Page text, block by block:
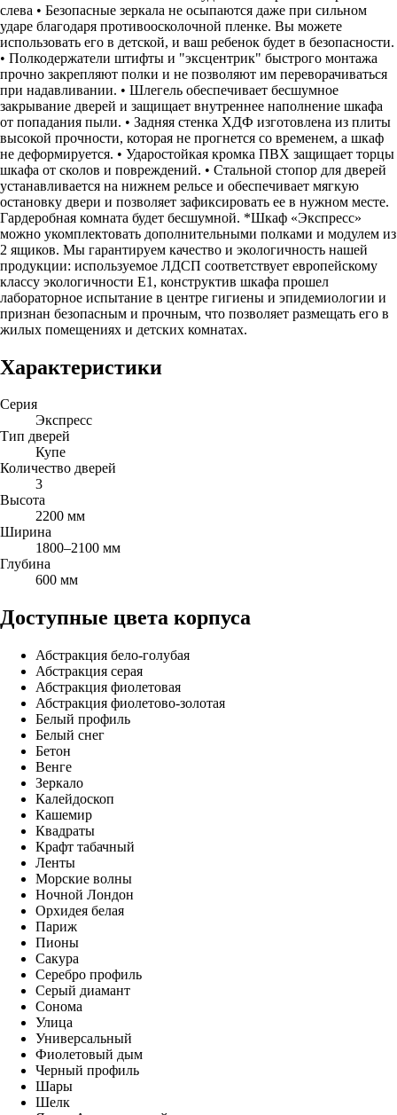
слева • Безопасные зеркала не осыпаются даже при сильном
ударе благодаря противоосколочной пленке. Вы можете
использовать его в детской, и ваш ребенок будет в безопасности.
• Полкодержатели штифты и "эксцентрик" быстрого монтажа
прочно закрепляют полки и не позволяют им переворачиваться
при надавливании. • Шлегель обеспечивает бесшумное
закрывание дверей и защищает внутреннее наполнение шкафа
от попадания пыли. • Задняя стенка ХДФ изготовлена из плиты
высокой прочности, которая не прогнется со временем, а шкаф
не деформируется. • Ударостойкая кромка ПВХ защищает торцы
шкафа от сколов и повреждений. • Стальной стопор для дверей
устанавливается на нижнем рельсе и обеспечивает мягкую
остановку двери и позволяет зафиксировать ее в нужном месте.
Гардеробная комната будет бесшумной. *Шкаф «Экспресс»
можно укомплектовать дополнительными полками и модулем из
2 ящиков. Мы гарантируем качество и экологичность нашей
продукции: используемое ЛДСП соответствует европейскому
классу экологичности Е1, конструктив шкафа прошел
лабораторное испытание в центре гигиены и эпидемиологии и
признан безопасным и прочным, что позволяет размещать его в
жилых помещениях и детских комнатах.
Характеристики
Серия
Экспресс
Тип дверей
Купе
Количество дверей
3
Высота
2200 мм
Ширина
1800–2100 мм
Глубина
600 мм
Доступные цвета корпуса
Абстракция бело-голубая
Абстракция серая
Абстракция фиолетовая
Абстракция фиолетово-золотая
Белый профиль
Белый снег
Бетон
Венге
Зеркало
Калейдоскоп
Кашемир
Квадраты
Крафт табачный
Ленты
Морские волны
Ночной Лондон
Орхидея белая
Париж
Пионы
Сакура
Серебро профиль
Серый диамант
Сонома
Улица
Универсальный
Фиолетовый дым
Черный профиль
Шары
Шелк